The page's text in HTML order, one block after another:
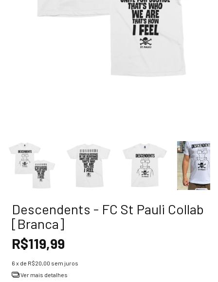
Descendents - FC St Pauli Collab
[Branca]
R$119,99
6 x de R$20,00 sem juros
Ver mais detalhes